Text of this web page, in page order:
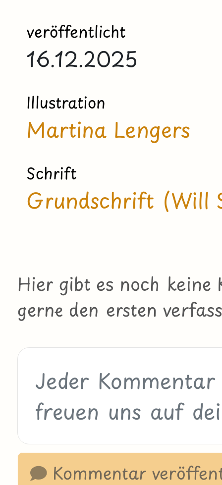
veröffentlicht
16.12.2025
Illustration
Martina Lengers
Schrift
Grundschrift (Will
Hier gibt es noch keine
gerne den ersten
Kommentar